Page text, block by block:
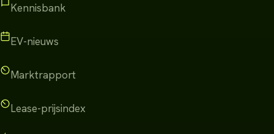
Kennisbank
EV-nieuws
Marktrapport
Lease-prijsindex